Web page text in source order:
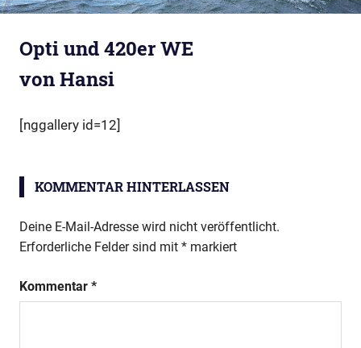
Opti und 420er WE
von Hansi
[nggallery id=12]
KOMMENTAR HINTERLASSEN
Deine E-Mail-Adresse wird nicht veröffentlicht.
Erforderliche Felder sind mit * markiert
Kommentar *